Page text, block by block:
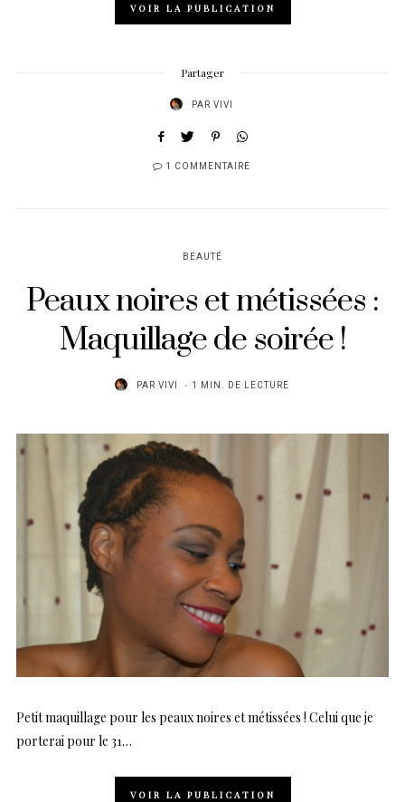
VOIR LA PUBLICATION
Partager
PAR VIVI
1 COMMENTAIRE
BEAUTÉ
Peaux noires et métissées :
Maquillage de soirée !
PAR VIVI 1 MIN. DE LECTURE
Petit maquillage pour les peaux noires et métissées ! Celui que je
porterai pour le 31…
VOIR LA PUBLICATION